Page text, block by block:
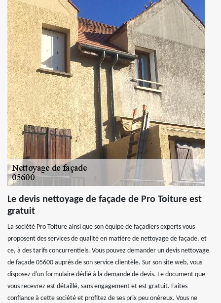
Le devis nettoyage de façade de Pro Toiture est
gratuit
La société Pro Toiture ainsi que son équipe de façadiers experts vous
proposent des services de qualité en matière de nettoyage de façade, et
ce, à des tarifs concurrentiels. Vous pouvez demander un devis nettoyage
de façade 05600 auprès de son service clientèle. Sur son site web, vous
disposez d'un formulaire dédié à la demande de devis. Le document que
vous recevrez est détaillé, sans engagement et est gratuit. Faites
confiance à cette société et profitez de ses prix peu onéreux. Vous ne